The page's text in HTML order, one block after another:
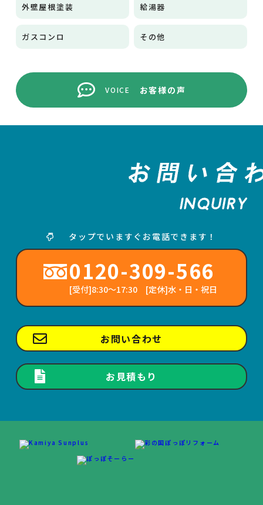
外壁屋根塗装 給湯器
ガスコンロ その他
VOICE お客様の声
タップでいますぐお電話できます！
0120-309-566
[受付]8:30～17:30 [定休]水・日・祝日
お問い合わせ
お見積もり